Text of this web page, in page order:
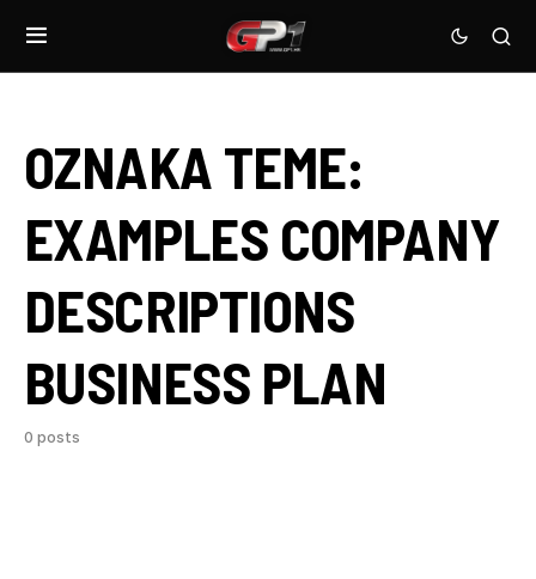
OZNAKA TEME:
EXAMPLES COMPANY
DESCRIPTIONS
BUSINESS PLAN
0 posts